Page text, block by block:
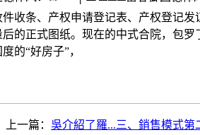
收条、产权申请登记表、产权登记
的正式图纸。现在的中式合院，包
的“好房子”，
上一篇： 吳介紹了羅...三、銷售模式第